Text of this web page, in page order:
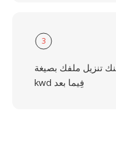
3
تنزيل ملفك بصيغة
kwd فِيما بعد